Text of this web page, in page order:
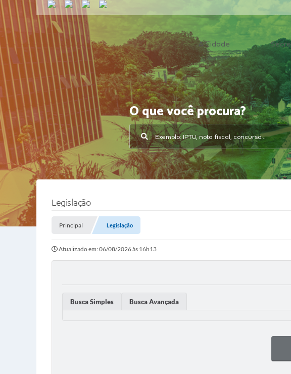
A Cidade
O que você procura?
Legislação
Principal Legislação
Atualizado em: 06/08/2026 às 16h13
Busca Simples Busca Avançada